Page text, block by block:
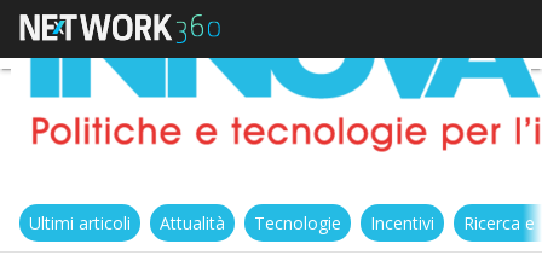
Ultimi articoli Attualità Tecnologie Incentivi Ricerca